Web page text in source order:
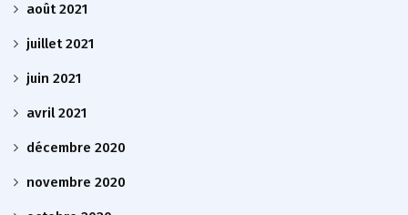
août 2021
juillet 2021
juin 2021
avril 2021
décembre 2020
novembre 2020